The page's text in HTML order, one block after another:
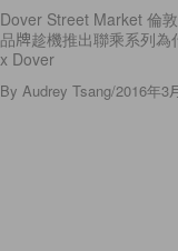
Dover Street Market 倫
品牌趁機推出聯乘系列
x Dover
By Audrey Tsang/2016年3